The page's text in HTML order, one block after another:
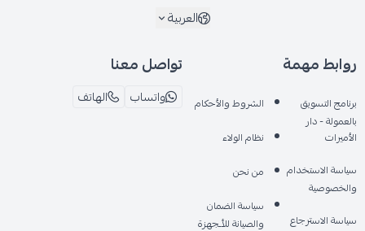
العربية
روابط مهمة
برنامج التسويق
بالعمولة - دار
الأميرات
سياسة الاستخدام
والخصوصية
سياسة الاسترجاع
الشروط والأحكام
نظام الولاء
من نحن
سياسة الضمان
والصيانة للأـجهزة
تواصل معنا
واتساب الهاتف